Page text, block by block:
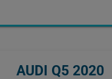
AUDI Q5 2020